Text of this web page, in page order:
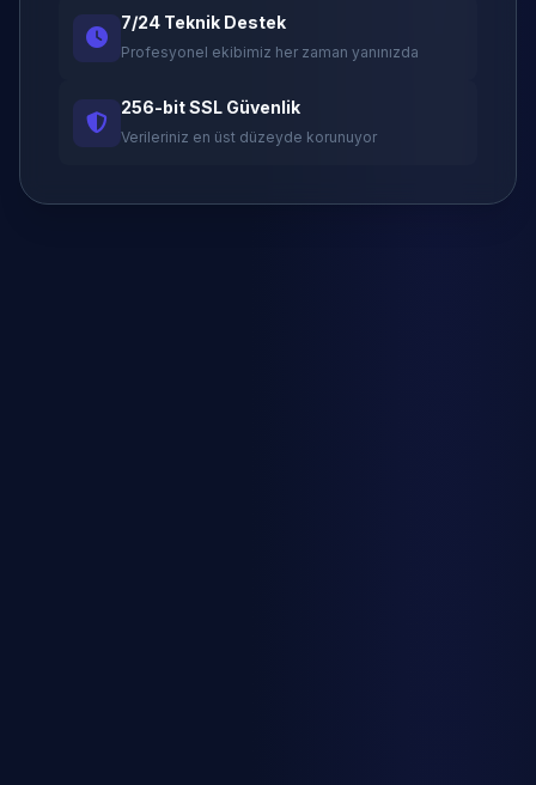
7/24 Teknik Destek
Profesyonel ekibimiz her zaman yanınızda
256-bit SSL Güvenlik
Verileriniz en üst düzeyde korunuyor